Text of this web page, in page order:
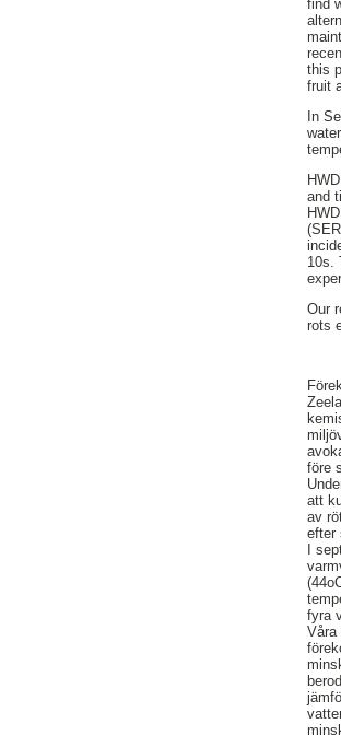
find
this
fruit
In
and
10s.
Our
rots
före
att
av
efter
I
fyra
Våra